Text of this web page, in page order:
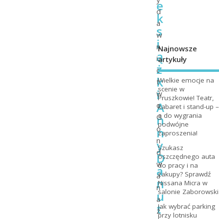
e
k
s
i
ą
ż
k
i
A
n
n
y
D
a
n
u
t
d
a
w
n
i
c
t
w
o
G
o
n
d
w
a
n
a
z
Najnowsze
artykuły
Wielkie emocje na
scenie w
Pruszkowie! Teatr,
kabaret i stand-up –
a do wygrania
podwójne
zaproszenia!
Szukasz
oszczędnego auta
do pracy i na
zakupy? Sprawdź
Nissana Micra w
salonie Zaborowski
Jak wybrać parking
przy lotnisku